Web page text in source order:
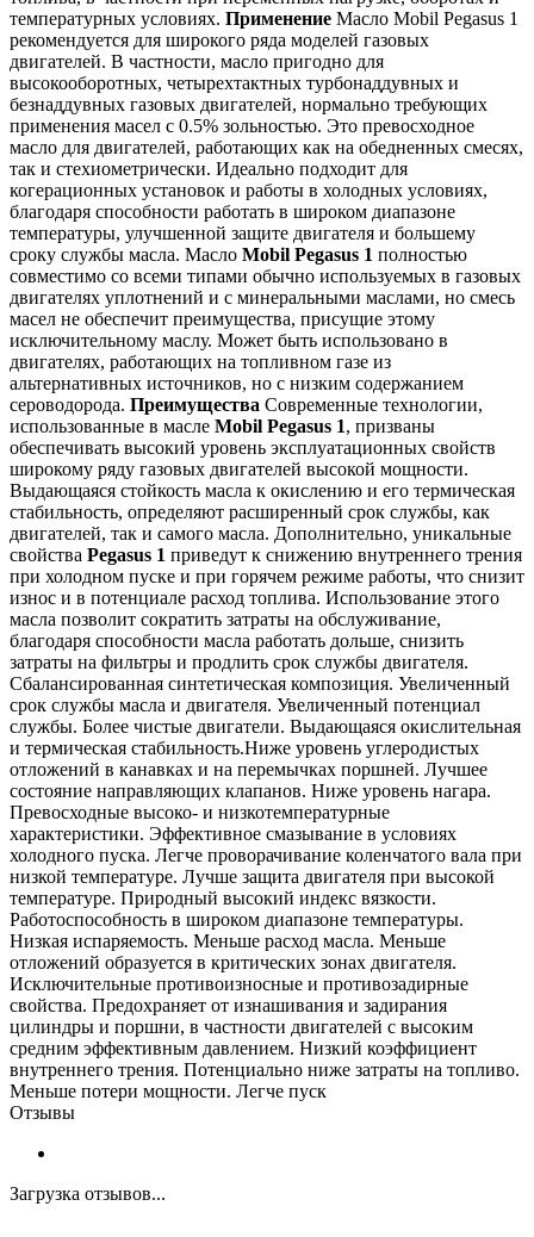
температурных условиях. Применение Масло Mobil Pegasus 1
рекомендуется для широкого ряда моделей газовых
двигателей. В частности, масло пригодно для
высокооборотных, четырехтактных турбонаддувных и
безнаддувных газовых двигателей, нормально требующих
применения масел с 0.5% зольностью. Это превосходное
масло для двигателей, работающих как на обедненных смесях,
так и стехиометрически. Идеально подходит для
когерационных установок и работы в холодных условиях,
благодаря способности работать в широком диапазоне
температуры, улучшенной защите двигателя и большему
сроку службы масла. Масло Mobil Pegasus 1 полностью
совместимо со всеми типами обычно используемых в газовых
двигателях уплотнений и с минеральными маслами, но смесь
масел не обеспечит преимущества, присущие этому
исключительному маслу. Может быть использовано в
двигателях, работающих на топливном газе из
альтернативных источников, но с низким содержанием
сероводорода. Преимущества Современные технологии,
использованные в масле Mobil Pegasus 1, призваны
обеспечивать высокий уровень эксплуатационных свойств
широкому ряду газовых двигателей высокой мощности.
Выдающаяся стойкость масла к окислению и его термическая
стабильность, определяют расширенный срок службы, как
двигателей, так и самого масла. Дополнительно, уникальные
свойства Pegasus 1 приведут к снижению внутреннего трения
при холодном пуске и при горячем режиме работы, что снизит
износ и в потенциале расход топлива. Использование этого
масла позволит сократить затраты на обслуживание,
благодаря способности масла работать дольше, снизить
затраты на фильтры и продлить срок службы двигателя.
Сбалансированная синтетическая композиция. Увеличенный
срок службы масла и двигателя. Увеличенный потенциал
службы. Более чистые двигатели. Выдающаяся окислительная
и термическая стабильность.Ниже уровень углеродистых
отложений в канавках и на перемычках поршней. Лучшее
состояние направляющих клапанов. Ниже уровень нагара.
Превосходные высоко- и низкотемпературные
характеристики. Эффективное смазывание в условиях
холодного пуска. Легче проворачивание коленчатого вала при
низкой температуре. Лучше защита двигателя при высокой
температуре. Природный высокий индекс вязкости.
Работоспособность в широком диапазоне температуры.
Низкая испаряемость. Меньше расход масла. Меньше
отложений образуется в критических зонах двигателя.
Исключительные противоизносные и противозадирные
свойства. Предохраняет от изнашивания и задирания
цилиндры и поршни, в частности двигателей с высоким
средним эффективным давлением. Низкий коэффициент
внутреннего трения. Потенциально ниже затраты на топливо.
Меньше потери мощности. Легче пуск
Отзывы
Загрузка отзывов...